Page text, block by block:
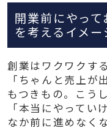
開業前にやって
を考えるイメ
創業はワクワクす
「ちゃんと売上が
もつきもの。こう
「本当にやって
なか前に進めなく